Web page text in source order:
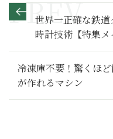
世界一正確な鉄
時計技術【特集メ
冷凍庫不要！驚くほ
が作れるマシン